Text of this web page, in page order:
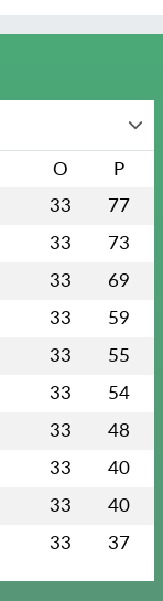
O P
33 77
33 73
33 69
33 59
33 55
33 54
33 48
33 40
33 40
33 37